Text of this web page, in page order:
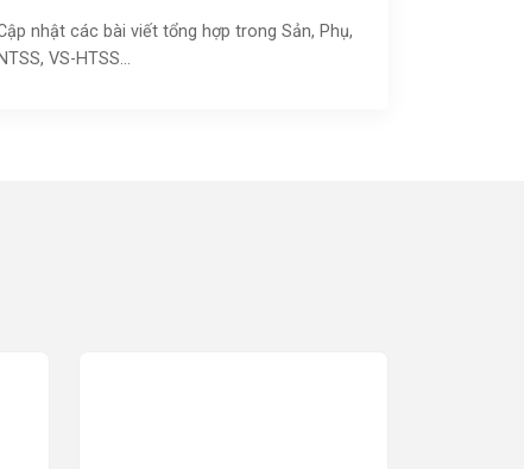
nhật các bài viết tổng hợp trong Sản, Phụ,
NTSS, VS-HTSS...